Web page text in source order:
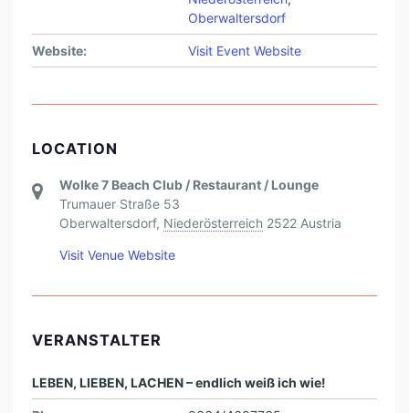
U
E
T
R
E
F
T
L
L
L
Oberwaltersdorf
Website: Visit Event Website
LOCATION
Wolke 7 Beach Club / Restaurant / Lounge
Trumauer Straße 53
Oberwaltersdorf, Niederösterreich 2522 Austria
Visit Venue Website
VERANSTALTER
LEBEN, LIEBEN, LACHEN – endlich weiß ich wie!